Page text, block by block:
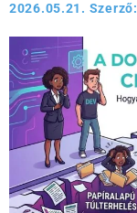
2026.05.21. Szerző: